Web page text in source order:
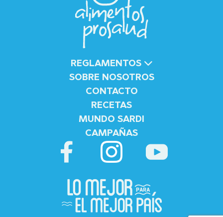
REGLAMENTOS
SOBRE NOSOTROS
CONTACTO
RECETAS
MUNDO SARDI
CAMPAÑAS